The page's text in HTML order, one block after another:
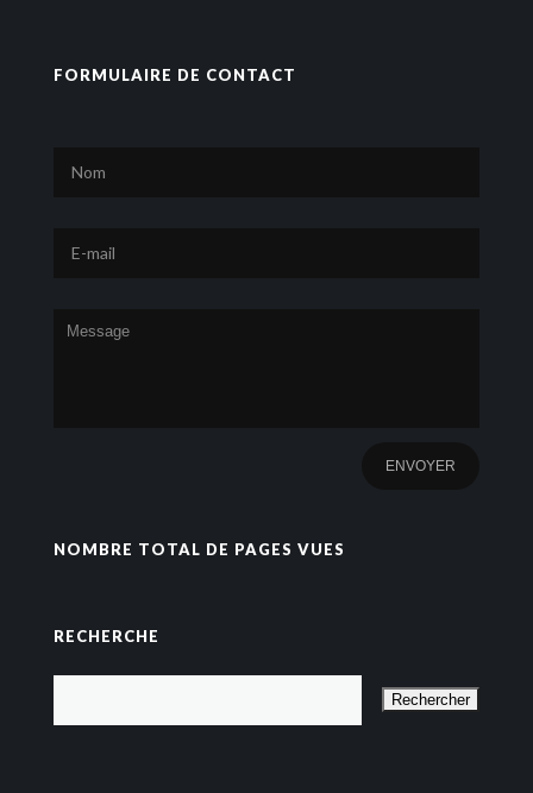
FORMULAIRE DE CONTACT
NOMBRE TOTAL DE PAGES VUES
RECHERCHE